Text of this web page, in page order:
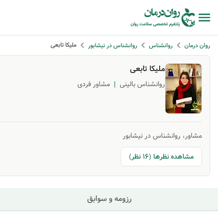
روان درمان روانشناس روانشناس در نیشابور ملیکا تابعی
ملیکا تابعی
روانشناس بالینی | مشاور فردی
مشاور، روانشناس در نیشابور
مشاهده نظرها (16 نظر)
رزومه و سوابق